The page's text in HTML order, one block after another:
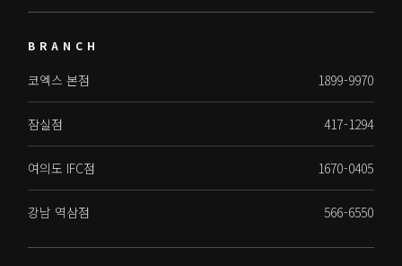
BRANCH
코엑스 본점 1899-9970
잠실점 417-1294
여의도 IFC점 1670-0405
강남 역삼점 566-6550